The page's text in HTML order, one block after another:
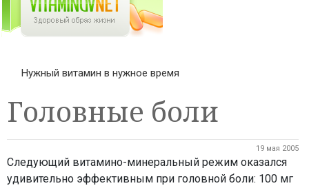
Нужный витамин в нужное время
Головные боли
19 мая 2005
Следующий витамино-минеральный режим оказался
удивительно эффективным при головной боли: 100 мг